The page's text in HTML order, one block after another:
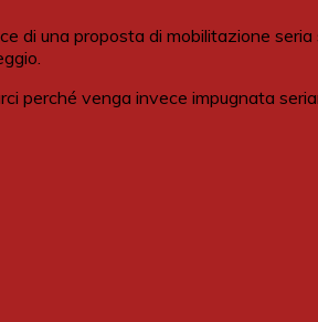
una proposta di mobilitazione
perché venga invece impugnata